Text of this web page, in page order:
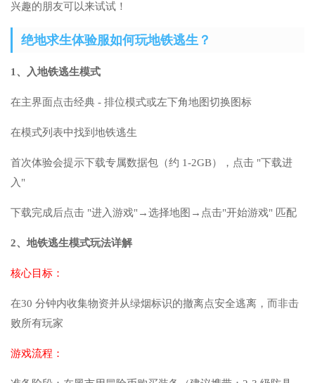
兴趣的朋友可以来试试！
绝地求生体验服如何玩地铁逃生？
1、入地铁逃生模式
在主界面点击经典 - 排位模式或左下角地图切换图标
在模式列表中找到地铁逃生
首次体验会提示下载专属数据包（约 1-2GB），点击 "下载进
入"
下载完成后点击 "进入游戏"→选择地图→点击"开始游戏" 匹配
2、地铁逃生模式玩法详解
核心目标：
在30 分钟内收集物资并从绿烟标识的撤离点安全逃离，而非击
败所有玩家
游戏流程：